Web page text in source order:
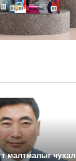
малтмалыг чухал